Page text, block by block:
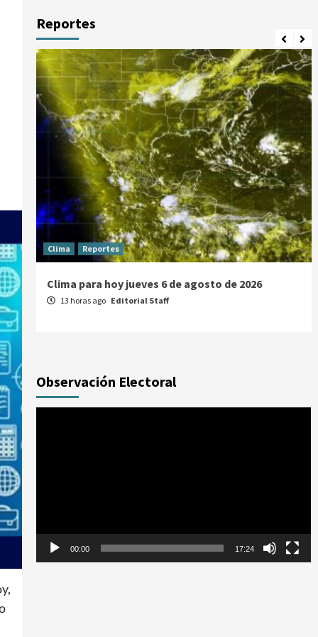
Reportes
Clima Reportes
Clima para hoy jueves 6 de agosto de 2026
13 horas ago Editorial Staff
Observación Electoral
00:00 17:24